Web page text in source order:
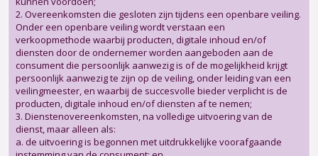
2. Overeenkomsten die gesloten zijn tijdens een openbare veiling.
Onder een openbare veiling wordt verstaan een
verkoopmethode waarbij producten, digitale inhoud en/of
diensten door de ondernemer worden aangeboden aan de
consument die persoonlijk aanwezig is of de mogelijkheid krijgt
persoonlijk aanwezig te zijn op de veiling, onder leiding van een
veilingmeester, en waarbij de succesvolle bieder verplicht is de
producten, digitale inhoud en/of diensten af te nemen;
3. Dienstenovereenkomsten, na volledige uitvoering van de
dienst, maar alleen als:
a. de uitvoering is begonnen met uitdrukkelijke voorafgaande